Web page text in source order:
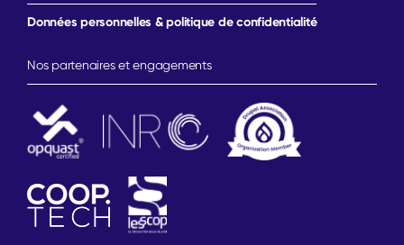
Données personnelles & politique de confidentialité
Nos partenaires et engagements